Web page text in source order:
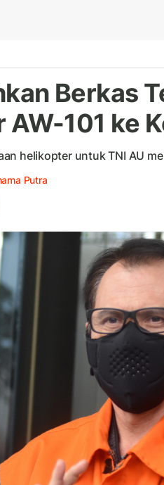
Berkas
101 ke
helikopter untuk TNI AU
Putra